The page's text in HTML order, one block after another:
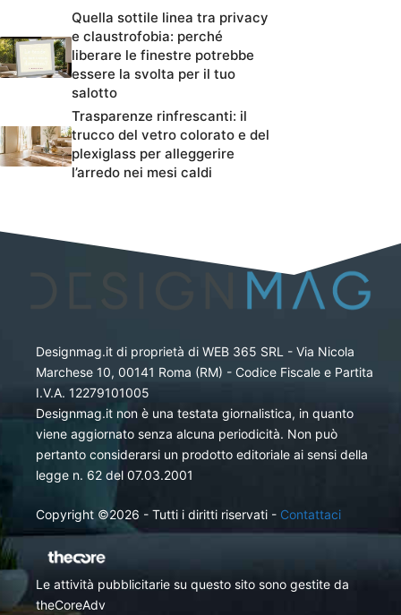
Quella sottile linea tra privacy
e claustrofobia: perché
liberare le finestre potrebbe
essere la svolta per il tuo
salotto
Trasparenze rinfrescanti: il
trucco del vetro colorato e del
plexiglass per alleggerire
l’arredo nei mesi caldi
Designmag.it di proprietà di WEB 365 SRL - Via Nicola
Marchese 10, 00141 Roma (RM) - Codice Fiscale e Partita
I.V.A. 12279101005
Designmag.it non è una testata giornalistica, in quanto
viene aggiornato senza alcuna periodicità. Non può
pertanto considerarsi un prodotto editoriale ai sensi della
legge n. 62 del 07.03.2001
Copyright ©2026 - Tutti i diritti riservati - Contattaci
Le attività pubblicitarie su questo sito sono gestite da
theCoreAdv